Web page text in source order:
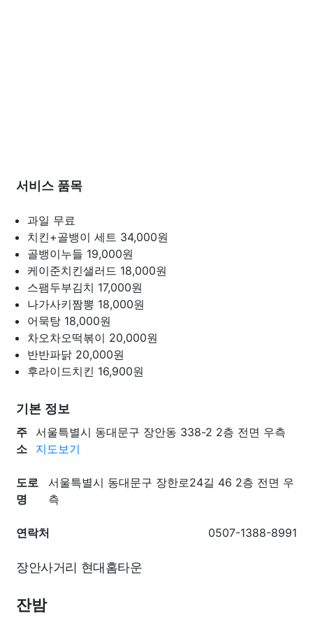
서비스 품목
과일 무료
치킨+골뱅이 세트 34,000원
골뱅이누들 19,000원
케이준치킨샐러드 18,000원
스팸두부김치 17,000원
나가사키짬뽕 18,000원
어묵탕 18,000원
차오차오떡볶이 20,000원
반반파닭 20,000원
후라이드치킨 16,900원
기본 정보
주
소
서울특별시 동대문구 장안동 338-2 2층 전면 우측
지도보기
도로
명
서울특별시 동대문구 장한로24길 46 2층 전면 우
측
연락처 0507-1388-8991
장안사거리 현대홈타운
잔밤